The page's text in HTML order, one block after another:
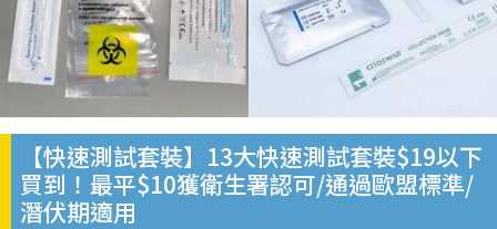
【快速測試套裝】13大快速測試套裝$19以下
買到！最平$10獲衛生署認可/通過歐盟標準/
潛伏期適用